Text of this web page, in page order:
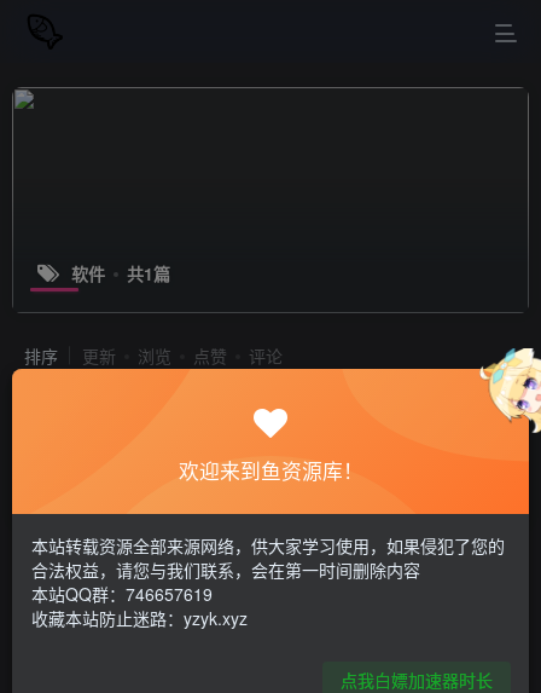
软件 共1篇
排序 更新 浏览 点赞 评论
游戏/视频补帧神器 游戏无损缩放/小黄
鸭（Lossless Scaling）V3.0.0.2测试
版-官中简体
PC游戏 模拟器游戏
欢迎来到鱼资源库！
本站转载资源全部来源网络，供大家学习使用，如果侵犯了您的
合法权益，请您与我们联系，会在第一时间删除内容
本站QQ群：746657619
收藏本站防止迷路：yzyk.xyz
点我白嫖加速器时长